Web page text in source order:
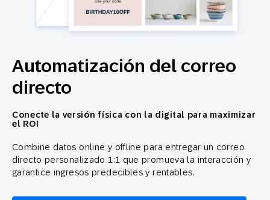
Automatización del correo
directo
Conecte la versión física con la digital para maximizar
el ROI
Combine datos online y offline para entregar un correo
directo personalizado 1:1 que promueva la interacción y
garantice ingresos predecibles y rentables.